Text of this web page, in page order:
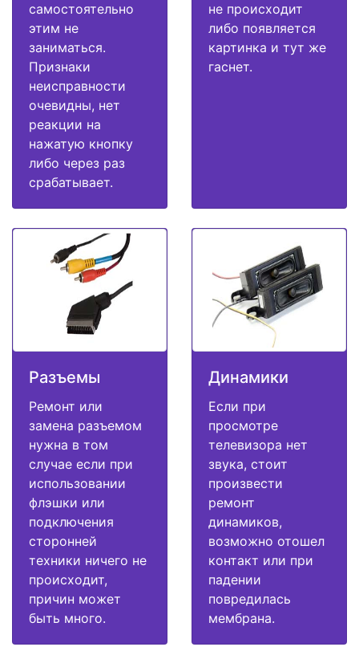
самостоятельно
этим не
заниматься.
Признаки
неисправности
очевидны, нет
реакции на
нажатую кнопку
либо через раз
срабатывает.
не происходит
либо появляется
картинка и тут же
гаснет.
Разъемы
Ремонт или
замена разъемом
нужна в том
случае если при
использовании
флэшки или
подключения
сторонней
техники ничего не
происходит,
причин может
быть много.
Динамики
Если при
просмотре
телевизора нет
звука, стоит
произвести
ремонт
динамиков,
возможно отошел
контакт или при
падении
повредилась
мембрана.